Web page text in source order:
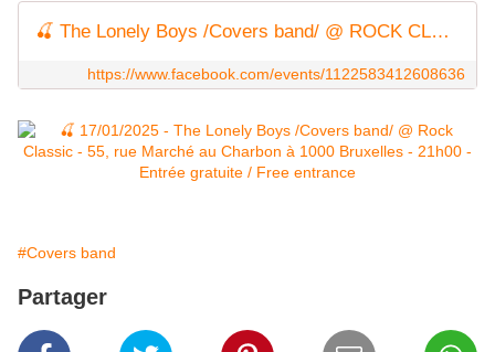
🍒 The Lonely Boys /Covers band/ @ ROCK CLASSIC - 17/01/2025
https://www.facebook.com/events/1122583412608636
#Covers band
Partager